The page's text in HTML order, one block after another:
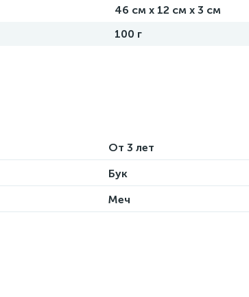
46 см х 12 см х 3 см
100 г
От 3 лет
Бук
Меч